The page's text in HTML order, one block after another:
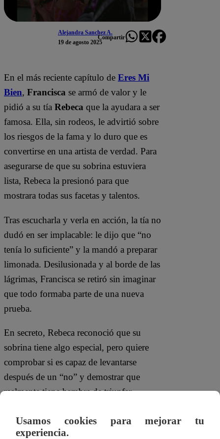
Alejandra Sanchez A.
19 de agosto 2025
Compartir
En el más reciente capítulo de Eres Mi
Bien, Francisca se armó de valor y le
pidió a su tía Rebeca que la ayudara a ser
famosa. Ella, sin rodeos, le advirtió sobre
los riesgos de la fama y lo duro que es
convertirse en una artista de verdad. Para
asegurarse de que su sobrina estuviera
lista, Rebeca la presionó para que
mostrara todas sus facetas y talentos.
Tras escucharla y verla en acción, la tía no
dudó en ser implacable: le dijo que “no
tenía lo suficiente” y la mandó a preparar
limonada. Desilusionada y al borde de las
lágrimas, Francisca se retiró sin imaginar
que todo formaba parte de una nueva
prueba.
En secreto, Rebeca reconoció que su
sobrina tiene algo especial, pero quiere
comprobar si es capaz de levantarse
después de un “no” y demostrar que
realmente tiene hambre de triunfar.
¿Será este revés suficiente para que
Francisca se rinda o demostrará que está
Usamos cookies para mejorar tu
experiencia.